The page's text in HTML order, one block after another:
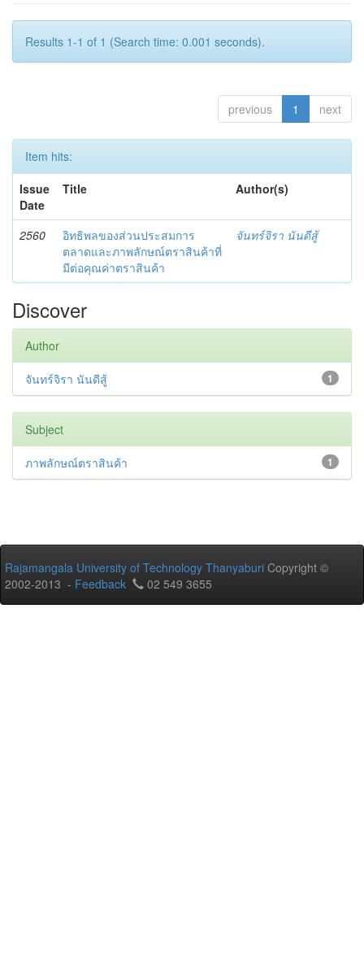
Results 1-1 of 1 (Search time: 0.001 seconds).
previous 1 next
Item hits:
Issue
Date
Title Author(s)
2560
อิทธิพลของส่วนประสมการ
ตลาดและภาพลักษณ์ตราสินค้าที่
มีต่อคุณค่าตราสินค้า
จันทร์จิรา นันดีสู้
Discover
Author
1
จันทร์จิรา นันดีสู้
Subject
1
ภาพลักษณ์ตราสินค้า
Rajamangala University of Technology Thanyaburi Copyright ©
2002-2013 - Feedback 02 549 3655